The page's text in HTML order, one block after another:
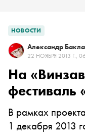
НОВОСТИ
Александр
22 НОЯБРЯ 2013 Г.,
На
В рамках
1 декабря 2013